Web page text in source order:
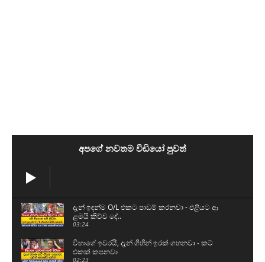
අපගේ නවතම වීඩියෝ පුවත්
දැන් ඉඳන්ම O/L එකට පාඩම් කරනවා - එළියට ආ
ළමයි කිව්ව දේ..
03:24
විභාගේ ඉවරයි, දැන් ගිහින් ඉරක් ගහනවා - කට්
එකක් කපනවා
02:23